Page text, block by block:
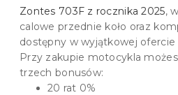
Zontes 703F z rocznika 2025,
calowe przednie koło oraz
dostępny w wyjątkowej ofercie
Przy zakupie motocykla
trzech bonusów:
20 rat 0%